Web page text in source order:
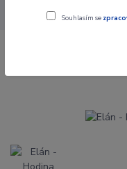
Alba CD Elán -
Elán - Hodina
Souhlasím se